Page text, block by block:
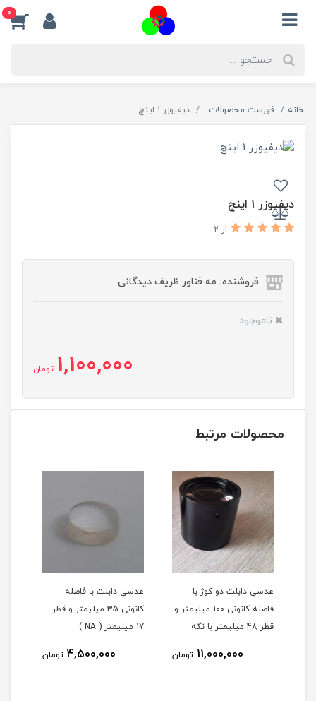
0
خانه فهرست محصولات دیفیوزر 1 اینچ
دیفیوزر 1 اینچ
از 2
فروشنده: مه فناور ظریف دیدگانی
ناموجود
1,100,000 تومان
محصولات مرتبط
عدسی دابلت دو کوژ با
فاصله کانونی 100 میلیمتر و
قطر 48 میلیمتر با نگه
11,000,000 تومان
عدسی دابلت با فاصله
کانونی 35 میلیمتر و قطر
17 میلیمتر ( NA )
4,500,000 تومان